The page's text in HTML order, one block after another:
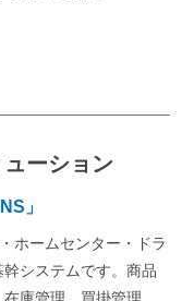
ーション
」
ホームセンター・ドラ
システムです。商品